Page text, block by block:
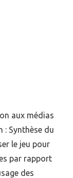
aux médias
: Synthèse du
le jeu pour
par rapport
des